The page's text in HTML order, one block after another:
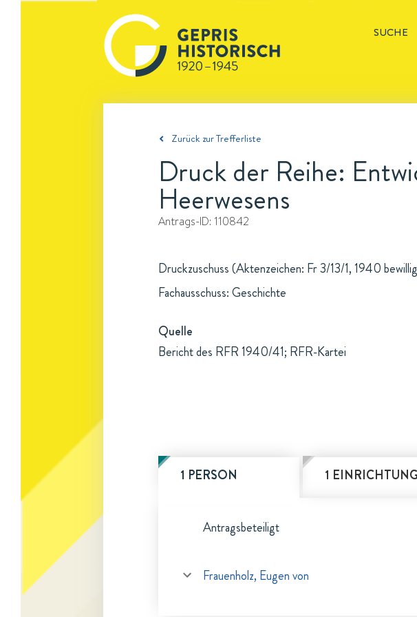
SUCHE
Zurück zur Trefferliste
Druck der Reihe:
Heerwesens
Antrags-ID: 110842
Druckzuschuss (Aktenzeichen: Fr 3/13/1, 1940
Fachausschuss: Geschichte
Quelle
Bericht des RFR 1940/41; RFR-Kartei
1 PERSON 1 EINRICHTUNG
Antragsbeteiligt
Frauenholz, Eugen von